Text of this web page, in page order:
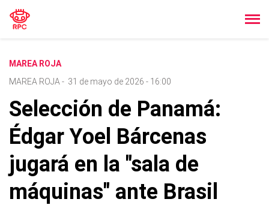
MAREA ROJA
MAREA ROJA - 31 de mayo de 2026 - 16:00
Selección de Panamá:
Édgar Yoel Bárcenas
jugará en la "sala de
máquinas" ante Brasil